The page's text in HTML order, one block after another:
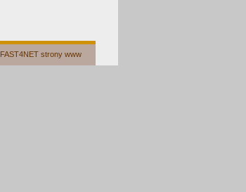
FAST4NET strony www